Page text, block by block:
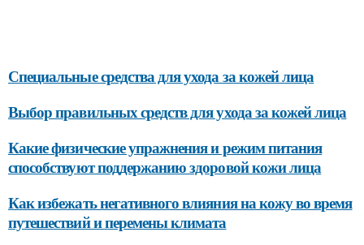
Специальные средства для ухода за кожей лица
Выбор правильных средств для ухода за кожей лица
Какие физические упражнения и режим питания
способствуют поддержанию здоровой кожи лица
Как избежать негативного влияния на кожу во время
путешествий и перемены климата